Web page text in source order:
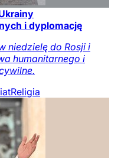
i dyplomację
niedzielę do Rosji i
humanitarnego i
Religia